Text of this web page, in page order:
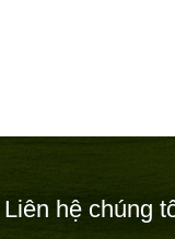
Liên hệ chúng